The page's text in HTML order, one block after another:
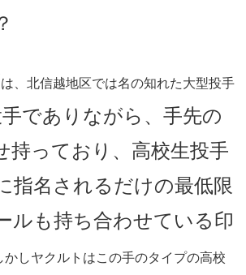
は、北信越地区では名の知れた大型投手
でありながら、手先の
持っており、高校生投手
指名されるだけの最低限
ルも持ち合わせている印
かしヤクルトはこの手のタイプの高校